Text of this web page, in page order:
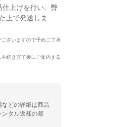
上げを行い、弊
上で発送しま
ざいますので予めご了承
続き完了後にご案内する
などの詳細は商品
ンタル返却の都